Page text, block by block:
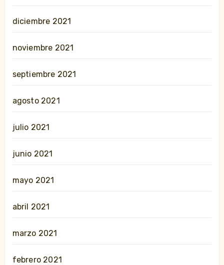
diciembre 2021
noviembre 2021
septiembre 2021
agosto 2021
julio 2021
junio 2021
mayo 2021
abril 2021
marzo 2021
febrero 2021